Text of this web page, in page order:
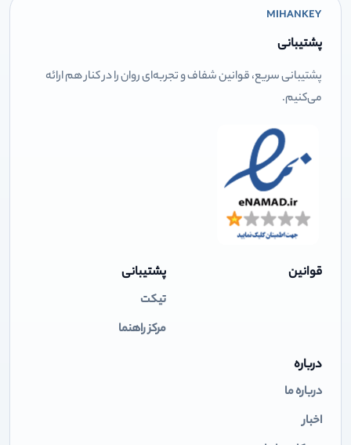
MIHANKEY
پشتیبانی
پشتیبانی سریع، قوانین شفاف و تجربه‌ای روان را در کنار هم ارائه
می‌کنیم.
قوانین پشتیبانی
تیکت
مرکز راهنما
درباره
درباره ما
اخبار